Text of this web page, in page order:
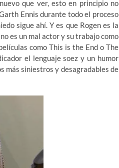
que ver, esto en principio no
Ennis durante todo el proceso
sigue ahí. Y es que Rogen es la
es un mal actor y su trabajo como
como This is the End o The
el lenguaje soez y un humor
más siniestros y desagradables de